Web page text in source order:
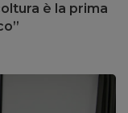
è la prima